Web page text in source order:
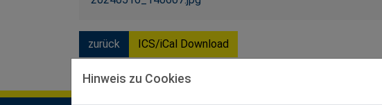
zurück ICS/iCal Download
Hinweis zu Cookies